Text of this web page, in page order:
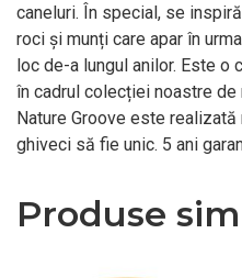
caneluri. În special, se
roci și munți care apar în
loc de-a lungul anilor. Este o
în cadrul colecției noastre de
Nature Groove este realizată
ghiveci să fie unic. 5 ani
Produse